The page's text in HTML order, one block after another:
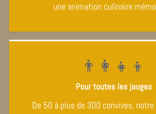
une animation culinaire
👨‍👩‍👧‍👦
Pour toutes les jauges
De 50 à plus de 300 convives,